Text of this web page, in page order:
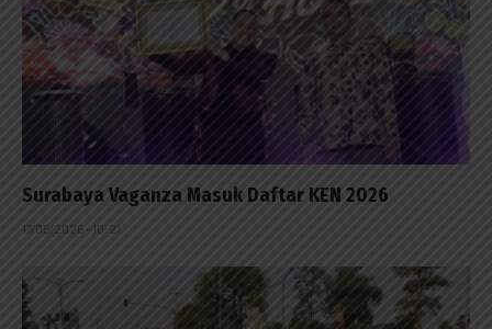
Surabaya Vaganza Masuk Daftar KEN 2026
17/05/2026 - 10:21